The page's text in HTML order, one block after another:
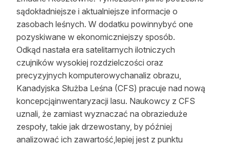
sądokładniejsze i aktualniejsze informacje o
zasobach leśnych. W dodatku powinnybyć one
pozyskiwane w ekonomiczniejszy sposób.
Odkąd nastała era satelitarnych ilotniczych
czujników wysokiej rozdzielczości oraz
precyzyjnych komputerowychanaliz obrazu,
Kanadyjska Służba Leśna (CFS) pracuje nad nową
koncepcjąinwentaryzacji lasu. Naukowcy z CFS
uznali, że zamiast wyznaczać na obrazieduże
zespoły, takie jak drzewostany, by później
analizować ich zawartość,lepiej jest z punktu